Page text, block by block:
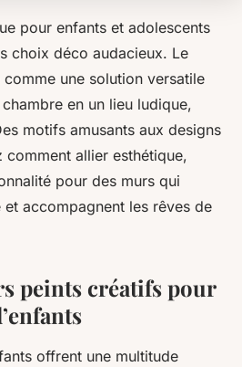
pour enfants et adolescents
choix déco audacieux. Le
comme une solution versatile
en un lieu ludique,
motifs amusants aux designs
allier esthétique,
pour des murs qui
accompagnent les rêves de
peints créatifs pour
offrent une multitude